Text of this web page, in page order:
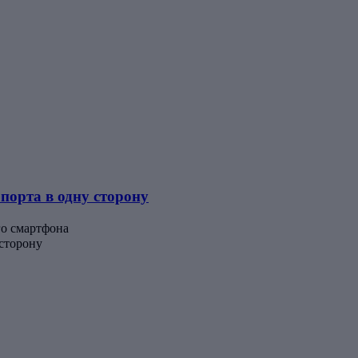
в одну сторону
смартфона